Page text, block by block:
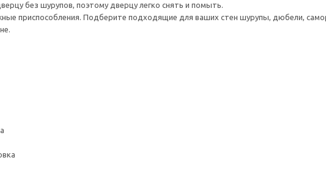
без шурупов, поэтому дверцу легко снять и помыть.
приспособления. Подберите подходящие для ваших стен шурупы, дюбели,